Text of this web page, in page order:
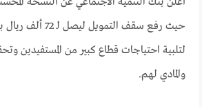
لتلبية احتياجات قطاع كبير من المستفيدين
والمادي لهم.